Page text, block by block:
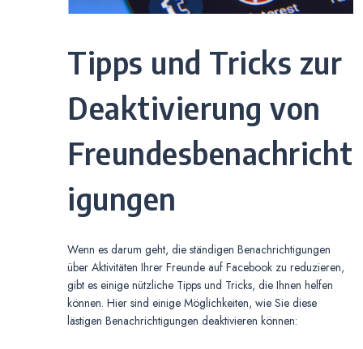
Tipps und Tricks zur
Deaktivierung von
Freundesbenachricht
igungen
Wenn es darum geht, die ständigen Benachrichtigungen
über Aktivitäten Ihrer Freunde auf Facebook zu reduzieren,
gibt es einige nützliche Tipps und Tricks, die Ihnen helfen
können. Hier sind einige Möglichkeiten, wie Sie diese
lästigen Benachrichtigungen deaktivieren können: